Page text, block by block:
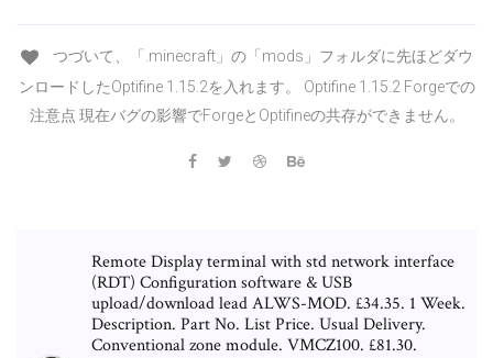
つづいて、「.minecraft」の「mods」フォルダに先ほどダウ
ンロードしたOptifine 1.15.2を入れます。 Optifine 1.15.2 Forgeでの
注意点 現在バグの影響でForgeとOptifineの共存ができません。
Remote Display terminal with std network interface
(RDT) Configuration software & USB
upload/download lead ALWS-MOD. £34.35. 1 Week.
Description. Part No. List Price. Usual Delivery.
Conventional zone module. VMCZ100. £81.30.